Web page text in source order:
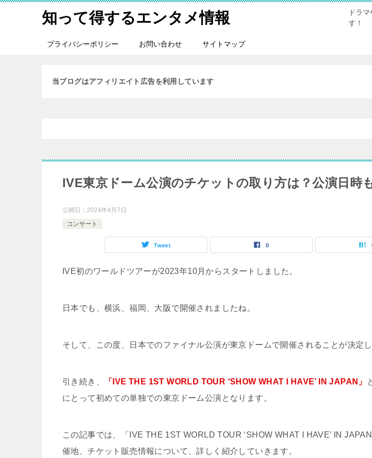
知って得するエンタメ情報
ドラ
す！
プライバシーポリシー お問い合わせ サイトマップ
当ブログはアフィリエイト広告を利用しています
IVE東京ドーム公演のチケットの取り方は？公演日時
公開日： 2024年4月7日
コンサート
Tweet 0
IVE初のワールドツアーが2023年10月からスタートしました。
日本でも、横浜、福岡、大阪で開催されましたね。
そして、この度、日本でのファイナル公演が東京ドームで開催されることが決定し
引き続き、 「IVE THE 1ST WORLD TOUR ‘SHOW WHAT I HAVE’ IN JAPAN」
にとって初めての単独での東京ドーム公演となります。
この記事では、「IVE THE 1ST WORLD TOUR ‘SHOW WHAT I HAVE’ IN
催地、チケット販売情報について、詳しく紹介していきます。